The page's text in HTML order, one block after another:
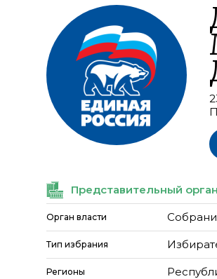
Представительный
Орган власти
Тип избрания
Регионы